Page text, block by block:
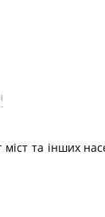
та інших